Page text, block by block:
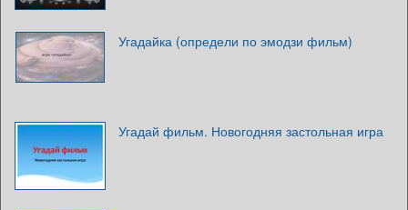
Угадайка (определи по эмодзи фильм)
Угадай фильм. Новогодняя застольная игра